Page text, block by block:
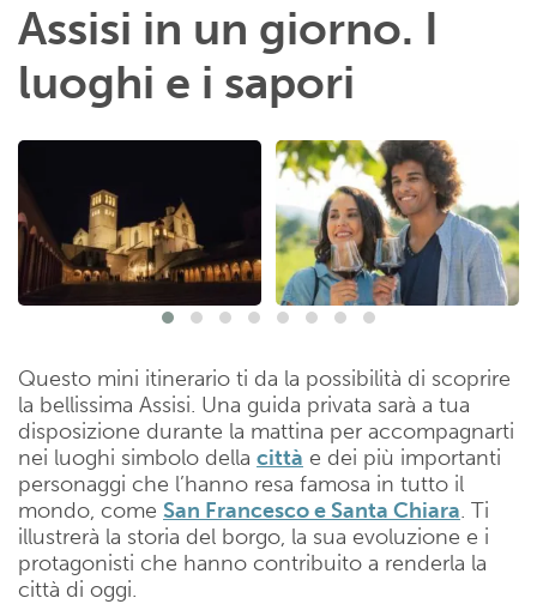
Assisi in un giorno. I
luoghi e i sapori
Questo mini itinerario ti da la possibilità di scoprire
la bellissima Assisi. Una guida privata sarà a tua
disposizione durante la mattina per accompagnarti
nei luoghi simbolo della città e dei più importanti
personaggi che l’hanno resa famosa in tutto il
mondo, come San Francesco e Santa Chiara. Ti
illustrerà la storia del borgo, la sua evoluzione e i
protagonisti che hanno contribuito a renderla la
città di oggi.